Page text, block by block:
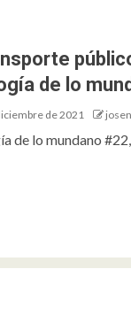
de lo
de 2021
de lo mundano